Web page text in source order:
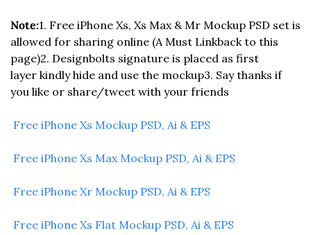
Note:1. Free iPhone Xs, Xs Max & Mr Mockup PSD set is
allowed for sharing online (A Must Linkback to this
page)2. Designbolts signature is placed as first
layer kindly hide and use the mockup3. Say thanks if
you like or share/tweet with your friends
Free iPhone Xs Mockup PSD, Ai & EPS
Free iPhone Xs Max Mockup PSD, Ai & EPS
Free iPhone Xr Mockup PSD, Ai & EPS
Free iPhone Xs Flat Mockup PSD, Ai & EPS